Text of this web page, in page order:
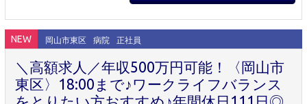
NEW 岡山市東区 病院 正社員
＼高額求人／年収500万円可能！〈岡山市
東区〉18:00まで♪ワークライフバランス